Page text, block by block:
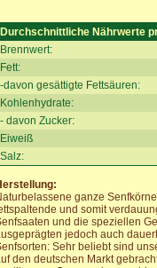
Durchschnittliche Nährwerte
Brennwert:
Fett:
-davon gesättigte Fettsäuren:
Kohlenhydrate:
- davon Zucker:
Eiweiß
Salz:
ganze
und somit
und die speziellen
jedoch auch
Sehr beliebt sind
den deutschen Markt